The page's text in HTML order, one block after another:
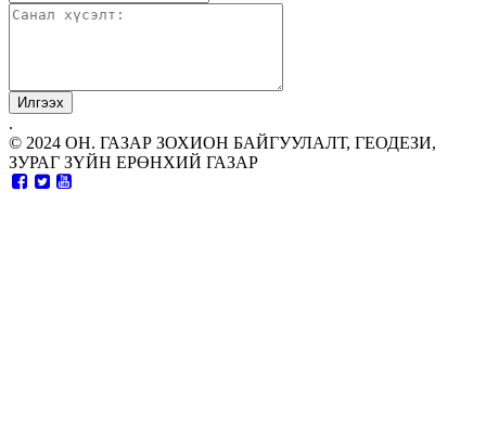
.
© 2024 ОН. ГАЗАР ЗОХИОН БАЙГУУЛАЛТ, ГЕОДЕЗИ,
ЗУРАГ ЗҮЙН ЕРӨНХИЙ ГАЗАР